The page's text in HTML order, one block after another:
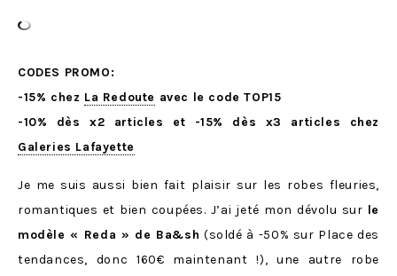
CODES PROMO:
-15% chez La Redoute avec le code TOP15
-10% dès x2 articles et -15% dès x3 articles chez
Galeries Lafayette
Je me suis aussi bien fait plaisir sur les robes fleuries,
romantiques et bien coupées. J’ai jeté mon dévolu sur le
modèle « Reda » de Ba&sh (soldé à -50% sur Place des
tendances, donc 160€ maintenant !), une autre robe